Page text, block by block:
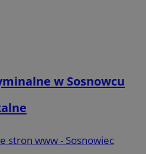
w Sosnowcu
stron www - Sosnowiec